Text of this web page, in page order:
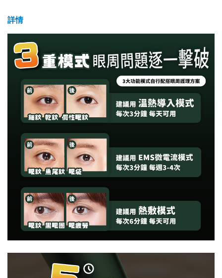
詳情